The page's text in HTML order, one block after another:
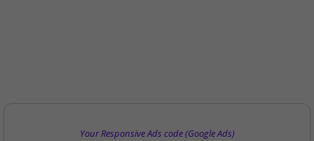
Your Responsive Ads code (Google Ads)